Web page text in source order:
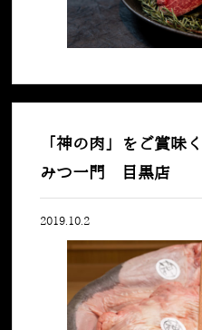
「神の肉」をご賞味
みつ一門 目黒店
2019.10.2